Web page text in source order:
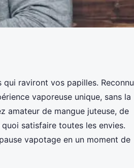
raviront vos papilles. Reconnu
vaporeuse unique, sans la
amateur de mangue juteuse, de
satisfaire toutes les envies.
vapotage en un moment de